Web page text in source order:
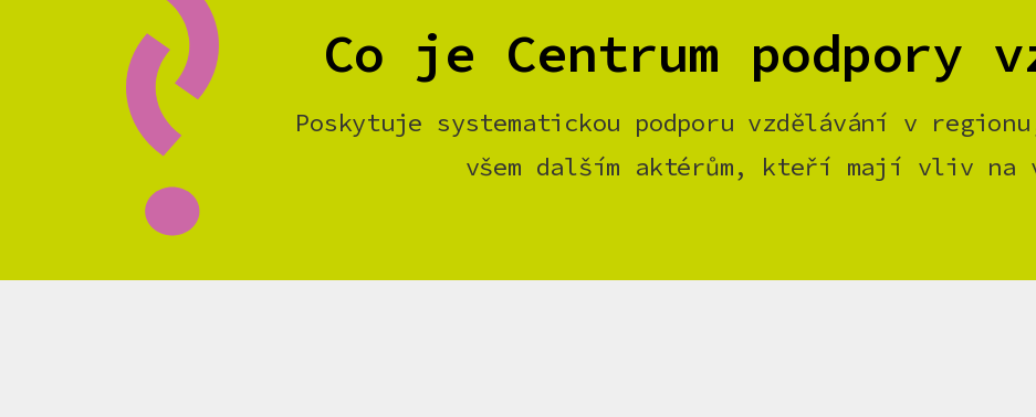
Co je Centrum podpory
Poskytuje systematickou podporu vzdělávání v
všem dalším aktérům, kteří mají vliv na